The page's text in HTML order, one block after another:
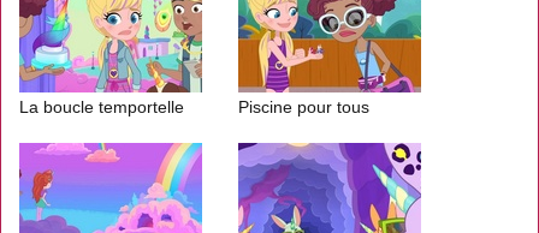
La boucle temportelle Piscine pour tous